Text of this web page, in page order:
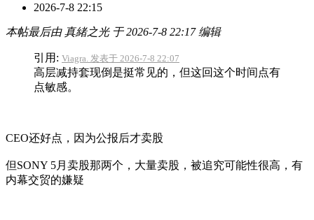
2026-7-8 22:15
本帖最后由 真緒之光 于 2026-7-8 22:17 编辑
引用: Viagra. 发表于 2026-7-8 22:07
高层减持套现倒是挺常见的，但这回这个时间点有
点敏感。
CEO还好点，因为公报后才卖股
但SONY 5月卖股那两个，大量卖股，被追究可能性很高，有
内幕交贸的嫌疑